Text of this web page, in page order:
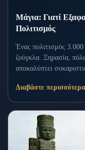
Μάγια: Γιατί
Πολιτισμός
Ένας πολιτισμός
ζούγκλα. Ξηρασία,
αποκαλύπτει
Διαβάστε περισσότερα